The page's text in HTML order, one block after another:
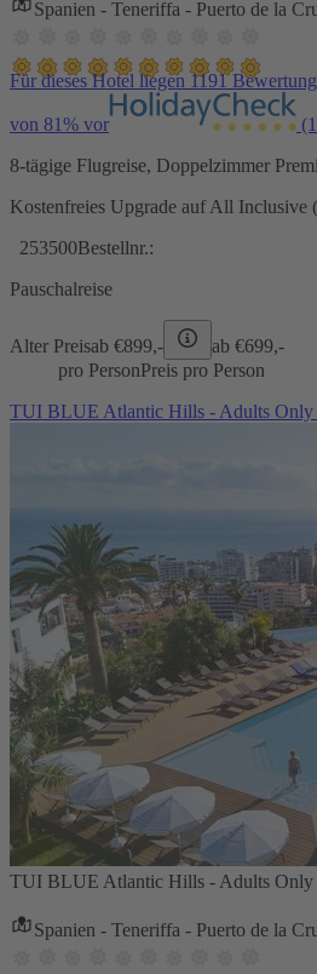
Spanien - Teneriffa - Puerto de la
Für dieses Hotel liegen 1191
von 81% vor
8-tägige Flugreise, Doppelzimmer
Kostenfreies Upgrade auf All Inclusive
253500Bestellnr.:
Pauschalreise
Alter Preisab €899,- ab €699,-
pro PersonPreis pro Person
TUI BLUE Atlantic Hills - Adults Only
TUI BLUE Atlantic Hills - Adults Only
Spanien - Teneriffa - Puerto de la